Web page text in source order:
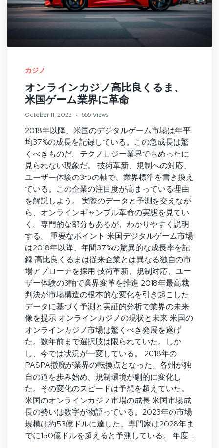
カジノ
オンラインカジノ高比良くるま、
米国ゲーム業界に革命
October 11, 2025 655 Views
2018年以降、米国のデジタルゲーム市場は年平
均37%の成長を記録している。この急成長は驚
くべきものだ。テクノロジー業界でもめったに
見られない現象だ。 技術革新、規制への対応、
ユーザー体験の3つの軸で、業界標準を書き換え
ている。この企業の注目度が高まっている理由
を解説しよう。 実際のデータと予測を交えなが
ら、オンラインギャンブル革命の実態を見てい
く。専門的な部分もあるが、わかりやすく説明
する。 重要なポイント 米国デジタルゲーム市場
は2018年以降、年間37%の驚異的な成長率を記
録 高比良くるまは従来企業とは異なる独自の市
場アプローチを採用 技術革新、規制対応、ユー
ザー体験の3軸で業界変革を推進 2018年最高裁
判決が市場構造の根本的な変化を引き起こした
データに基づく予測と実証的分析で業界の未来
像を提示 オンラインカジノの現状と未来 米国の
オンラインカジノ市場は驚くべき発展を遂げ
た。数年前まで選択肢は限られていた。しか
し、今では状況が一変している。 2018年の
PASPA撤廃が業界の転換点となった。各州が独
自の道を歩み始め、規制環境が劇的に変化し
た。その変化のスピードは予想を超えていた。
米国のオンラインカジノ市場の成長 米国市場成
長の勢いは数字が物語っている。2023年の市場
規模は約53億ドルに達した。専門家は2028年ま
でに150億ドルを超えると予測している。 年度…